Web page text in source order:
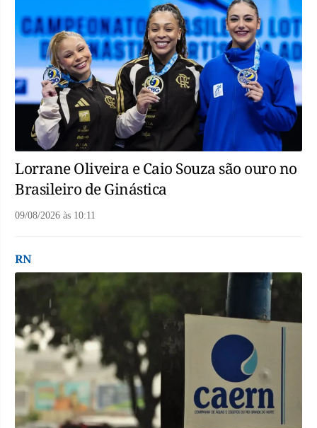
Lorrane Oliveira e Caio Souza são ouro no
Brasileiro de Ginástica
09/08/2026 às 10:11
RN